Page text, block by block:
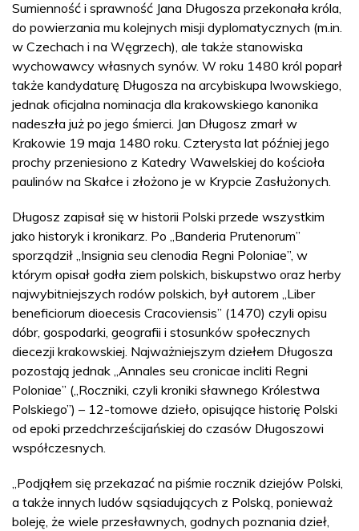
Sumienność i sprawność Jana Długosza przekonała króla,
do powierzania mu kolejnych misji dyplomatycznych (m.in.
w Czechach i na Węgrzech), ale także stanowiska
wychowawcy własnych synów. W roku 1480 król poparł
także kandydaturę Długosza na arcybiskupa lwowskiego,
jednak oficjalna nominacja dla krakowskiego kanonika
nadeszła już po jego śmierci. Jan Długosz zmarł w
Krakowie 19 maja 1480 roku. Czterysta lat później jego
prochy przeniesiono z Katedry Wawelskiej do kościoła
paulinów na Skałce i złożono je w Krypcie Zasłużonych.
Długosz zapisał się w historii Polski przede wszystkim
jako historyk i kronikarz. Po „Banderia Prutenorum”
sporządził „Insignia seu clenodia Regni Poloniae”, w
którym opisał godła ziem polskich, biskupstwo oraz herby
najwybitniejszych rodów polskich, był autorem „Liber
beneficiorum dioecesis Cracoviensis” (1470) czyli opisu
dóbr, gospodarki, geografii i stosunków społecznych
diecezji krakowskiej. Najważniejszym dziełem Długosza
pozostają jednak „Annales seu cronicae incliti Regni
Poloniae” („Roczniki, czyli kroniki sławnego Królestwa
Polskiego”) – 12-tomowe dzieło, opisujące historię Polski
od epoki przedchrześcijańskiej do czasów Długoszowi
współczesnych.
„Podjąłem się przekazać na piśmie rocznik dziejów Polski,
a także innych ludów sąsiadujących z Polską, ponieważ
boleję, że wiele przesławnych, godnych poznania dzieł,